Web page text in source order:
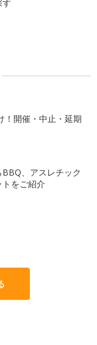
す
！開催・中止・延期
、アスレチック
をご紹介